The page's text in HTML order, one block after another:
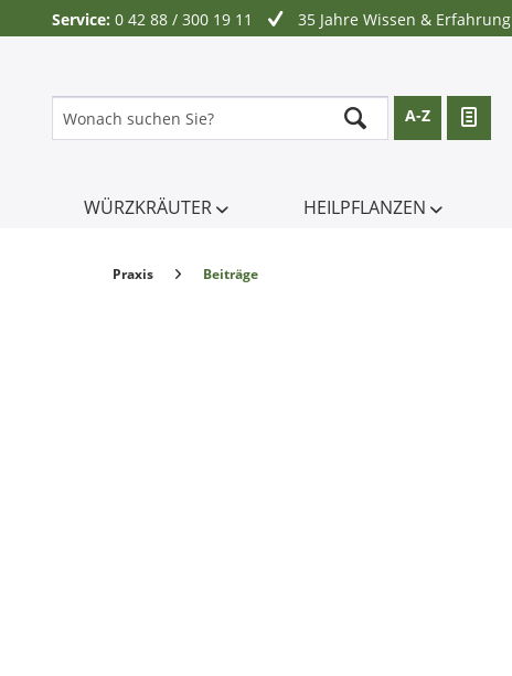
Service: 0 42 88 / 300 19 11 35 Jahre Wissen & Erfahrung
A-Z
WÜRZKRÄUTER HEILPFLANZEN
Praxis Beiträge